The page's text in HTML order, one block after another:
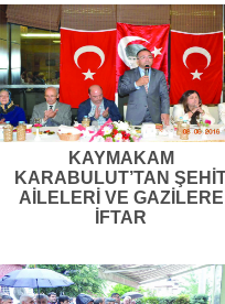
KAYMAKAM
KARABULUT’TAN
AİLELERİ VE GAZİLERE
İFTAR